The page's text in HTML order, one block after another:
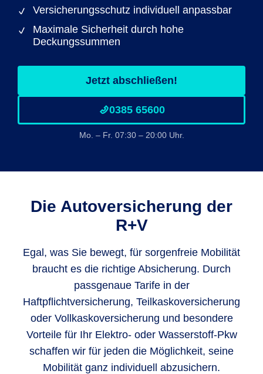
Versicherungsschutz individuell anpassbar
Maximale Sicherheit durch hohe
Deckungssummen
Jetzt abschließen!
0385 65600
Mo. – Fr. 07:30 – 20:00 Uhr.
Die Autoversicherung der
R+V
Egal, was Sie bewegt, für sorgenfreie Mobilität
braucht es die richtige Absicherung. Durch
passgenaue Tarife in der
Haftpflichtversicherung, Teilkaskoversicherung
oder Vollkaskoversicherung und besondere
Vorteile für Ihr Elektro- oder Wasserstoff-Pkw
schaffen wir für jeden die Möglichkeit, seine
Mobilität ganz individuell abzusichern.